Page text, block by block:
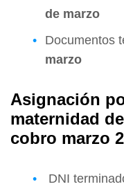
de marzo
Documentos
marzo
Asignación
maternidad
cobro marzo
DNI